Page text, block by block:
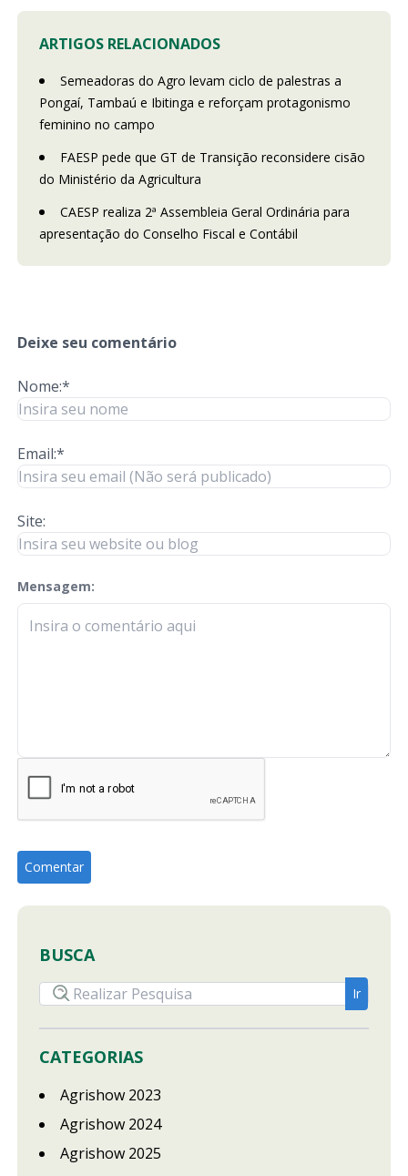
ARTIGOS RELACIONADOS
Semeadoras do Agro levam ciclo de palestras a
Pongaí, Tambaú e Ibitinga e reforçam protagonismo
feminino no campo
FAESP pede que GT de Transição reconsidere cisão
do Ministério da Agricultura
CAESP realiza 2ª Assembleia Geral Ordinária para
apresentação do Conselho Fiscal e Contábil
Deixe seu comentário
Nome:*
Email:*
Site:
Mensagem:
check-terms
BUSCA
CATEGORIAS
Agrishow 2023
Agrishow 2024
Agrishow 2025